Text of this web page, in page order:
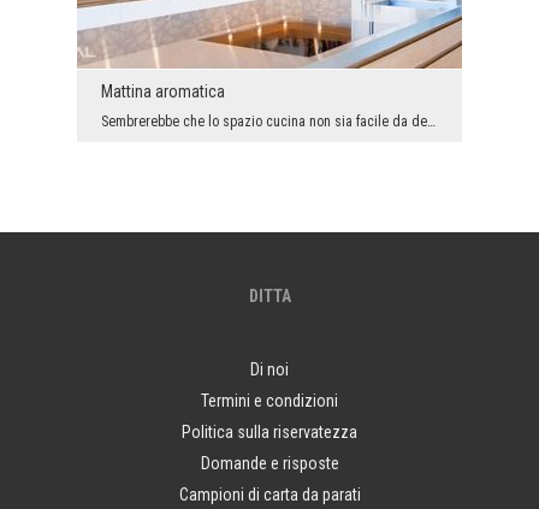
Mattina aromatica
Sembrerebbe che lo spazio cucina non sia facile da decorare con stile. Tuttavia, questo non è ver...
DITTA
Di noi
Termini e condizioni
Politica sulla riservatezza
Domande e risposte
Campioni di carta da parati